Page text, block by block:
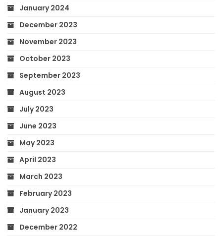
January 2024
December 2023
November 2023
October 2023
September 2023
August 2023
July 2023
June 2023
May 2023
April 2023
March 2023
February 2023
January 2023
December 2022